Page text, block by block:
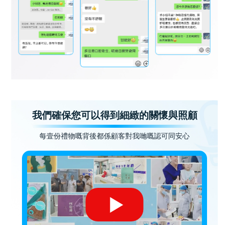
我們確保您可以得到細緻的關懷與照顧
每壹份禮物嘅背後都係顧客對我哋嘅認可同安心